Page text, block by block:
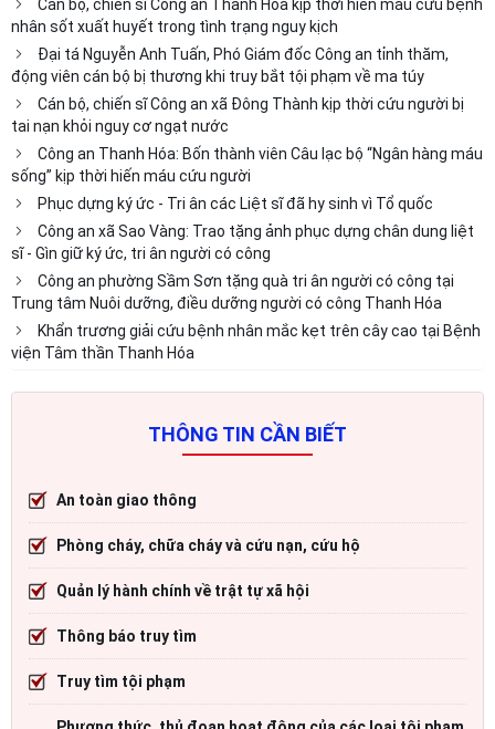
Cán bộ, chiến sĩ Công an Thanh Hóa kịp thời hiến máu cứu bệnh
nhân sốt xuất huyết trong tình trạng nguy kịch
Đại tá Nguyễn Anh Tuấn, Phó Giám đốc Công an tỉnh thăm,
động viên cán bộ bị thương khi truy bắt tội phạm về ma túy
Cán bộ, chiến sĩ Công an xã Đông Thành kịp thời cứu người bị
tai nạn khỏi nguy cơ ngạt nước
Công an Thanh Hóa: Bốn thành viên Câu lạc bộ “Ngân hàng máu
sống” kịp thời hiến máu cứu người
Phục dựng ký ức - Tri ân các Liệt sĩ đã hy sinh vì Tổ quốc
Công an xã Sao Vàng: Trao tặng ảnh phục dựng chân dung liệt
sĩ - Gìn giữ ký ức, tri ân người có công
Công an phường Sầm Sơn tặng quà tri ân người có công tại
Trung tâm Nuôi dưỡng, điều dưỡng người có công Thanh Hóa
Khẩn trương giải cứu bệnh nhân mắc kẹt trên cây cao tại Bệnh
viện Tâm thần Thanh Hóa
THÔNG TIN CẦN BIẾT
An toàn giao thông
Phòng cháy, chữa cháy và cứu nạn, cứu hộ
Quản lý hành chính về trật tự xã hội
Thông báo truy tìm
Truy tìm tội phạm